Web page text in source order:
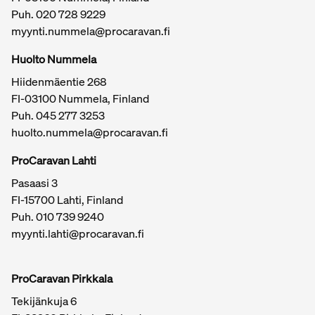
Rapido
CI
Etsitkö matkailuautoa Parkanoon tai haluatko myydä
nykyisen? Ota yhteyttä ProCaravaniin – teemme
reilua.
Tärkeitä linkkejä / sivukartta
Puh.020 728 9229
myynti.nummela@procaravan.fi
Huolto Nummela
Hiidenmäentie 268
FI-03100 Nummela, Finland
Puh. 045 277 3253
huolto.nummela@procaravan.fi
ProCaravan Lahti
Pasaasi 3
FI-15700 Lahti, Finland
Puh.010 739 9240
myynti.lahti@procaravan.fi
ProCaravan Pirkkala
Tekijänkuja 6